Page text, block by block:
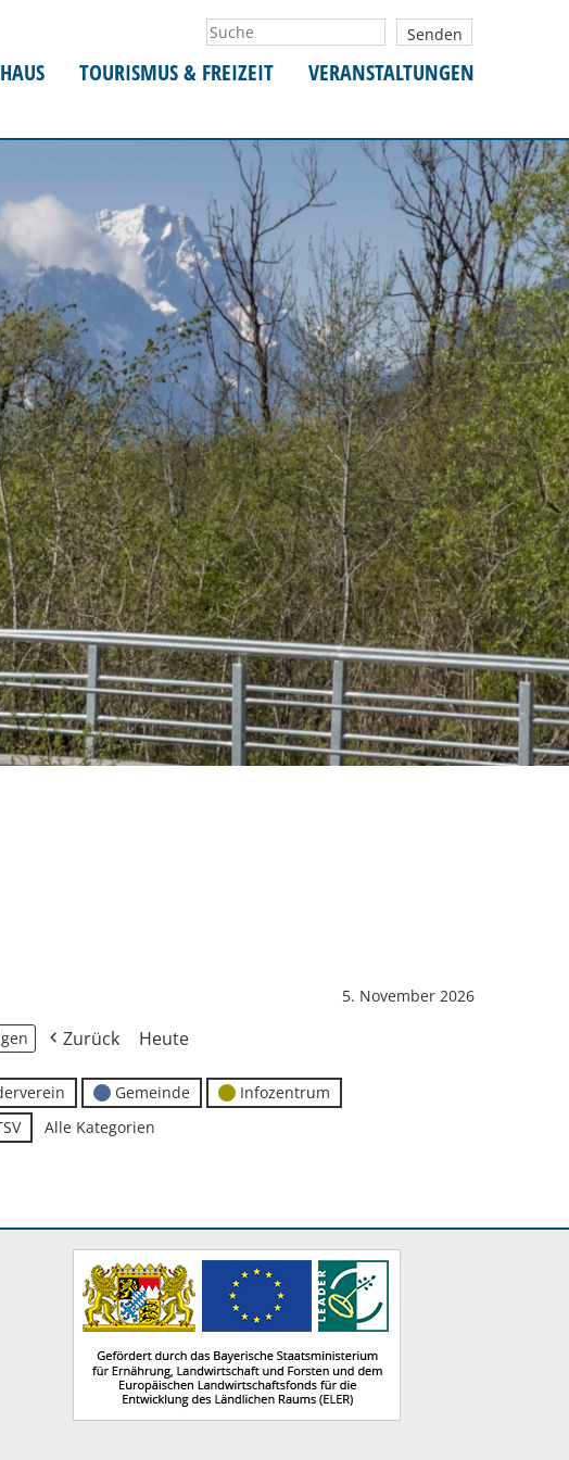
TOURISMUS & FREIZEIT VERANSTALTUNGEN
5. November 2026
Zurück Heute
Gemeinde
Infozentrum
Alle Kategorien